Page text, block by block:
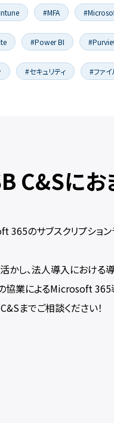
#MFA
#Power BI
#セキュリティ #ファ
C&Sにお
365のサブスクリプション
し、法人導入における
協業によるMicrosoft 365
までご相談ください！